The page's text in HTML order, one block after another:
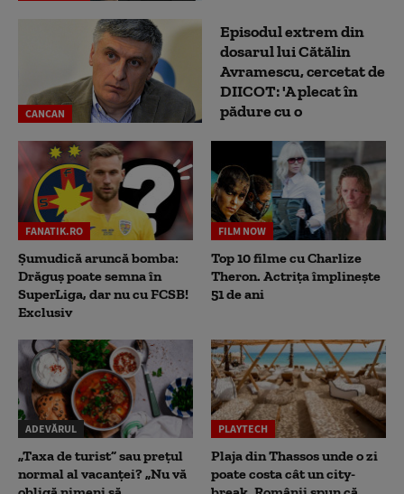
CANCAN
Episodul extrem din
dosarul lui Cătălin
Avramescu, cercetat de
DIICOT: 'A plecat în
pădure cu o
FANATIK.RO
Șumudică aruncă bomba:
Drăguș poate semna în
SuperLiga, dar nu cu FCSB!
Exclusiv
FILM NOW
Top 10 filme cu Charlize
Theron. Actrița împlinește
51 de ani
ADEVĂRUL
„Taxa de turist” sau prețul
normal al vacanței? „Nu vă
PLAYTECH
Plaja din Thassos unde o zi
poate costa cât un city-